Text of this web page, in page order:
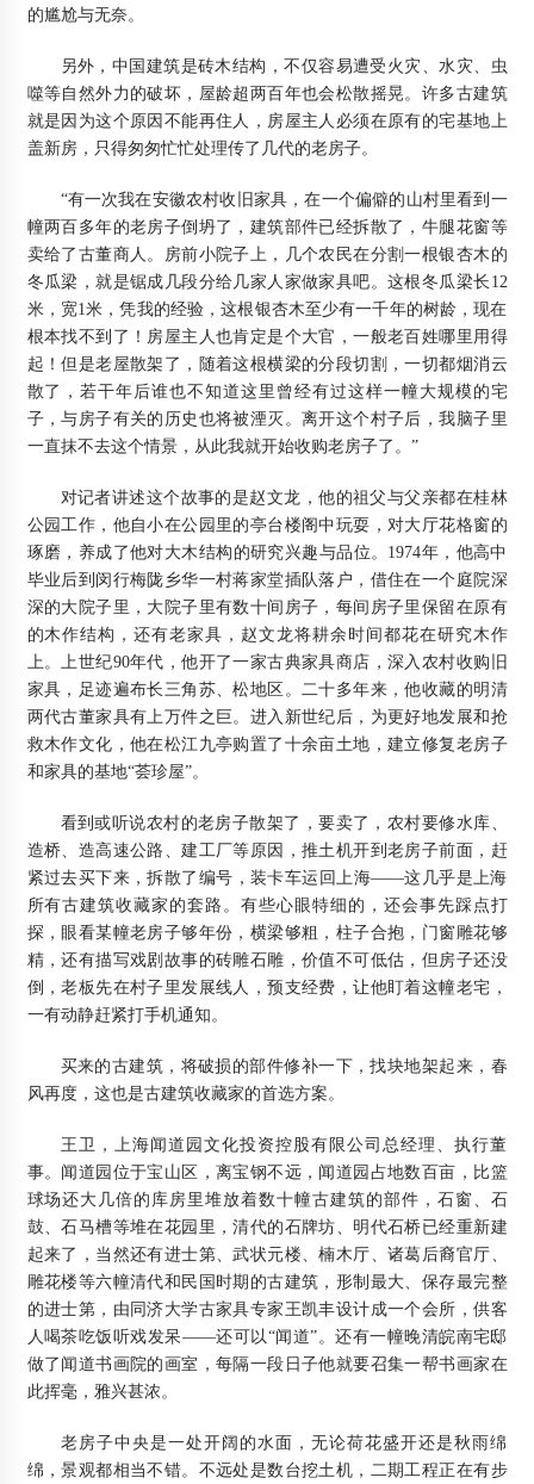
的尴尬与无奈。
另外，中国建筑是砖木结构，不仅容易遭受火灾、水灾、虫
噬等自然外力的破坏，屋龄超两百年也会松散摇晃。许多古建筑
就是因为这个原因不能再住人，房屋主人必须在原有的宅基地上
盖新房，只得匆匆忙忙处理传了几代的老房子。
“有一次我在安徽农村收旧家具，在一个偏僻的山村里看到一
幢两百多年的老房子倒坍了，建筑部件已经拆散了，牛腿花窗等
卖给了古董商人。房前小院子上，几个农民在分割一根银杏木的
冬瓜梁，就是锯成几段分给几家人家做家具吧。这根冬瓜梁长12
米，宽1米，凭我的经验，这根银杏木至少有一千年的树龄，现在
根本找不到了！房屋主人也肯定是个大官，一般老百姓哪里用得
起！但是老屋散架了，随着这根横梁的分段切割，一切都烟消云
散了，若干年后谁也不知道这里曾经有过这样一幢大规模的宅
子，与房子有关的历史也将被湮灭。离开这个村子后，我脑子里
一直抹不去这个情景，从此我就开始收购老房子了。”
对记者讲述这个故事的是赵文龙，他的祖父与父亲都在桂林
公园工作，他自小在公园里的亭台楼阁中玩耍，对大厅花格窗的
琢磨，养成了他对大木结构的研究兴趣与品位。1974年，他高中
毕业后到闵行梅陇乡华一村蒋家堂插队落户，借住在一个庭院深
深的大院子里，大院子里有数十间房子，每间房子里保留在原有
的木作结构，还有老家具，赵文龙将耕余时间都花在研究木作
上。上世纪90年代，他开了一家古典家具商店，深入农村收购旧
家具，足迹遍布长三角苏、松地区。二十多年来，他收藏的明清
两代古董家具有上万件之巨。进入新世纪后，为更好地发展和抢
救木作文化，他在松江九亭购置了十余亩土地，建立修复老房子
和家具的基地“荟珍屋”。
看到或听说农村的老房子散架了，要卖了，农村要修水库、
造桥、造高速公路、建工厂等原因，推土机开到老房子前面，赶
紧过去买下来，拆散了编号，装卡车运回上海——这几乎是上海
所有古建筑收藏家的套路。有些心眼特细的，还会事先踩点打
探，眼看某幢老房子够年份，横梁够粗，柱子合抱，门窗雕花够
精，还有描写戏剧故事的砖雕石雕，价值不可低估，但房子还没
倒，老板先在村子里发展线人，预支经费，让他盯着这幢老宅，
一有动静赶紧打手机通知。
买来的古建筑，将破损的部件修补一下，找块地架起来，春
风再度，这也是古建筑收藏家的首选方案。
王卫，上海闻道园文化投资控股有限公司总经理、执行董
事。闻道园位于宝山区，离宝钢不远，闻道园占地数百亩，比篮
球场还大几倍的库房里堆放着数十幢古建筑的部件，石窗、石
鼓、石马槽等堆在花园里，清代的石牌坊、明代石桥已经重新建
起来了，当然还有进士第、武状元楼、楠木厅、诸葛后裔官厅、
雕花楼等六幢清代和民国时期的古建筑，形制最大、保存最完整
的进士第，由同济大学古家具专家王凯丰设计成一个会所，供客
人喝茶吃饭听戏发呆——还可以“闻道”。还有一幢晚清皖南宅邸
做了闻道书画院的画室，每隔一段日子他就要召集一帮书画家在
此挥毫，雅兴甚浓。
老房子中央是一处开阔的水面，无论荷花盛开还是秋雨绵
绵，景观都相当不错。不远处是数台挖土机，二期工程正在有步